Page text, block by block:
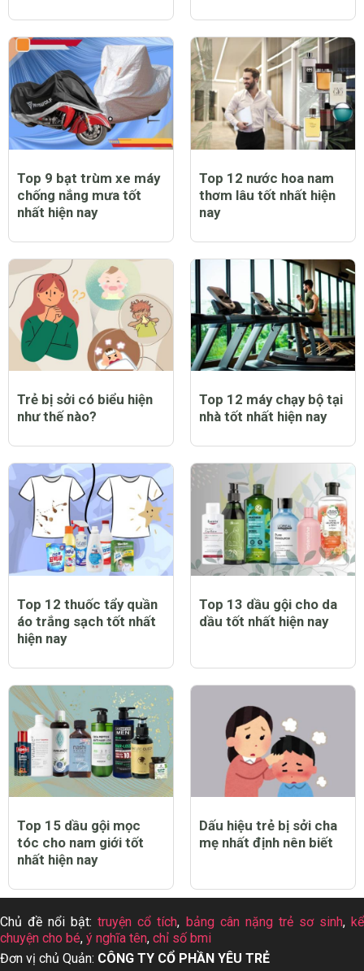
Top 9 bạt trùm xe máy
chống nắng mưa tốt
nhất hiện nay
Top 12 nước hoa nam
thơm lâu tốt nhất hiện
nay
Trẻ bị sởi có biểu hiện
như thế nào?
Top 12 máy chạy bộ tại
nhà tốt nhất hiện nay
Top 12 thuốc tẩy quần
áo trắng sạch tốt nhất
hiện nay
Top 13 dầu gội cho da
dầu tốt nhất hiện nay
Top 15 dầu gội mọc
tóc cho nam giới tốt
nhất hiện nay
Dấu hiệu trẻ bị sởi cha
mẹ nhất định nên biết
Chủ đề nổi bật:truyện cổ tích, bảng cân nặng trẻ sơ sinh,kể
chuyện cho bé, ý nghĩa tên, chỉ số bmi
Đơn vị chủ Quản: CÔNG TY CỔ PHẦN YÊU TRẺ